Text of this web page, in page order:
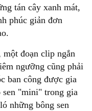
tán cây xanh mát,
phúc giản đơn
một đoạn clip ngắn
ngưỡng cũng phải
ban công được gia
sen "mini" trong gia
những bông sen